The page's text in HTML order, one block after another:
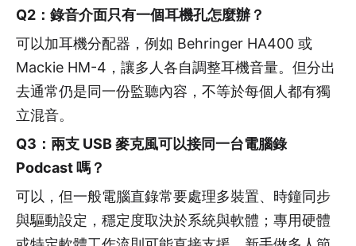
Q2：錄音介面只有一個耳機孔怎麼辦？
可以加耳機分配器，例如 Behringer HA400 或
Mackie HM-4，讓多人各自調整耳機音量。但分出
去通常仍是同一份監聽內容，不等於每個人都有獨
立混音。
Q3：兩支 USB 麥克風可以接同一台電腦錄
Podcast 嗎？
可以，但一般電腦直錄常要處理多裝置、時鐘同步
與驅動設定，穩定度取決於系統與軟體；專用硬體